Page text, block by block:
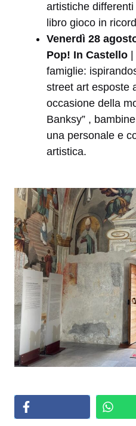
artistiche
libro gioco in
Venerdì 28
Pop! In Castello |
famiglie:
street art esposte
occasione della
Banksy” ,
una personale e
artistica.